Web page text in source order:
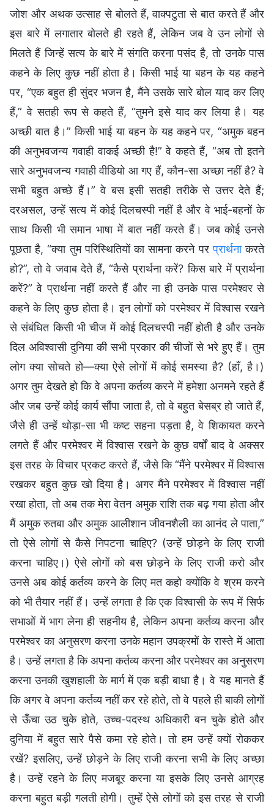
जोश और अथक उत्साह से बोलते हैं, वाक्पटुता से बात करते हैं और
इस बारे में लगातार बोलते ही रहते हैं, लेकिन जब वे उन लोगों से
मिलते हैं जिन्हें सत्य के बारे में संगति करना पसंद है, तो उनके पास
कहने के लिए कुछ नहीं होता है। किसी भाई या बहन के यह कहने
पर, “एक बहुत ही सुंदर भजन है, मैंने उसके सारे बोल याद कर लिए
हैं,” वे सतही रूप से कहते हैं, “तुमने इसे याद कर लिया है। यह
अच्छी बात है।” किसी भाई या बहन के यह कहने पर, “अमुक बहन
की अनुभवजन्य गवाही वाकई अच्छी है!” वे कहते हैं, “अब तो इतने
सारे अनुभवजन्य गवाही वीडियो आ गए हैं, कौन-सा अच्छा नहीं है? वे
सभी बहुत अच्छे हैं।” वे बस इसी सतही तरीके से उत्तर देते हैं;
दरअसल, उन्हें सत्य में कोई दिलचस्पी नहीं है और वे भाई-बहनों के
साथ किसी भी समान भाषा में बात नहीं करते हैं। जब कोई उनसे
पूछता है, “क्या तुम परिस्थितियों का सामना करने परप्रार्थनाकरते
हो?”, तो वे जवाब देते हैं, “कैसे प्रार्थना करें? किस बारे में प्रार्थना
करें?” वे प्रार्थना नहीं करते हैं और ना ही उनके पास परमेश्वर से
कहने के लिए कुछ होता है। इन लोगों को परमेश्वर में विश्वास रखने
से संबंधित किसी भी चीज में कोई दिलचस्पी नहीं होती है और उनके
दिल अविश्वासी दुनिया की सभी प्रकार की चीजों से भरे हुए हैं। तुम
लोग क्या सोचते हो—क्या ऐसे लोगों में कोई समस्या है? (हाँ, है।)
अगर तुम देखते हो कि वे अपना कर्तव्य करने में हमेशा अनमने रहते हैं
और जब उन्हें कोई कार्य सौंपा जाता है, तो वे बहुत बेसब्र हो जाते हैं,
जैसे ही उन्हें थोड़ा-सा भी कष्ट सहना पड़ता है, वे शिकायत करने
लगते हैं और परमेश्वर में विश्वास रखने के कुछ वर्षों बाद वे अक्सर
इस तरह के विचार प्रकट करते हैं, जैसे कि “मैंने परमेश्वर में विश्वास
रखकर बहुत कुछ खो दिया है। अगर मैंने परमेश्वर में विश्वास नहीं
रखा होता, तो अब तक मेरा वेतन अमुक राशि तक बढ़ गया होता और
मैं अमुक रुतबा और अमुक आलीशान जीवनशैली का आनंद ले पाता,”
तो ऐसे लोगों से कैसे निपटना चाहिए? (उन्हें छोड़ने के लिए राजी
करना चाहिए।) ऐसे लोगों को बस छोड़ने के लिए राजी करो और
उनसे अब कोई कर्तव्य करने के लिए मत कहो क्योंकि वे श्रम करने
को भी तैयार नहीं हैं। उन्हें लगता है कि एक विश्वासी के रूप में सिर्फ
सभाओं में भाग लेना ही सहनीय है, लेकिन अपना कर्तव्य करना और
परमेश्वर का अनुसरण करना उनके महान उपक्रमों के रास्ते में आता
है। उन्हें लगता है कि अपना कर्तव्य करना और परमेश्वर का अनुसरण
करना उनकी खुशहाली के मार्ग में एक बड़ी बाधा है। वे यह मानते हैं
कि अगर वे अपना कर्तव्य नहीं कर रहे होते, तो वे पहले ही बाकी लोगों
से ऊँचा उठ चुके होते, उच्च-पदस्थ अधिकारी बन चुके होते और
दुनिया में बहुत सारे पैसे कमा रहे होते। तो हम उन्हें क्यों रोककर
रखें? इसलिए, उन्हें छोड़ने के लिए राजी करना सभी के लिए अच्छा
है। उन्हें रहने के लिए मजबूर करना या इसके लिए उनसे आग्रह
करना बहुत बड़ी गलती होगी। तुम्हें ऐसे लोगों को इस तरह से राजी